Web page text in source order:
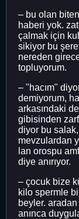
– bu olan
haberi yok.
çalmak için
sikiyor bu
nereden
topluyorum.
– "hacım"
demiyorum,
arkasındaki
gibisinden
diyor bu
mevzulardan
lan orospu
diye anırıyor.
– çocuk bize
kilo spermle
beyler.
anınca